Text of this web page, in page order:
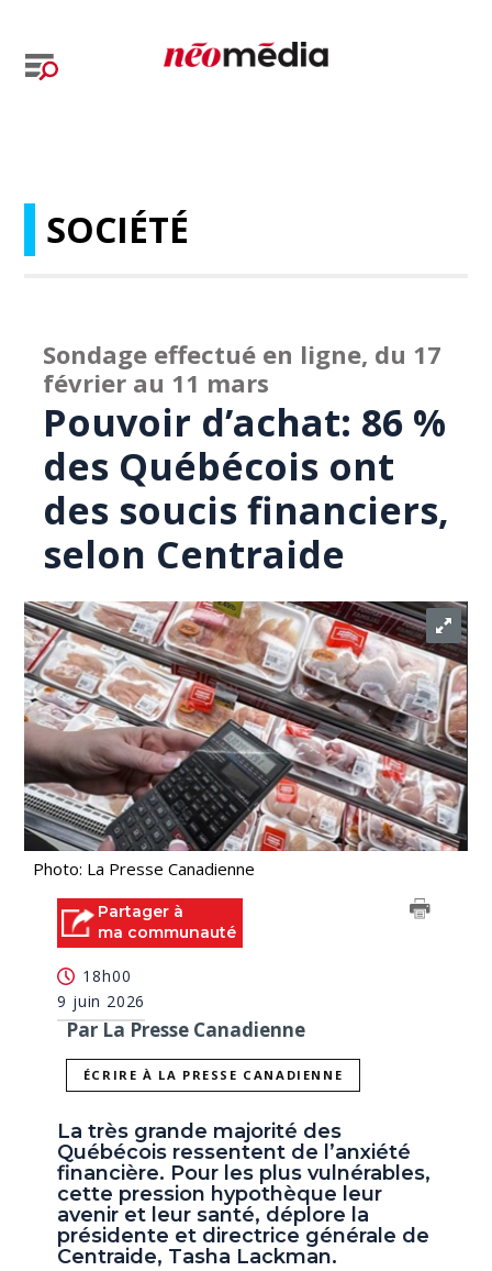
SOCIÉTÉ
Sondage effectué en ligne, du 17
février au 11 mars
Pouvoir d’achat: 86 %
des Québécois ont
des soucis financiers,
selon Centraide
Photo: La Presse Canadienne
Partager à
ma communauté
18h00
9 juin 2026
Par La Presse Canadienne
ÉCRIRE À LA PRESSE CANADIENNE
La très grande majorité des
Québécois ressentent de l’anxiété
financière. Pour les plus vulnérables,
cette pression hypothèque leur
avenir et leur santé, déplore la
présidente et directrice générale de
Centraide, Tasha Lackman.